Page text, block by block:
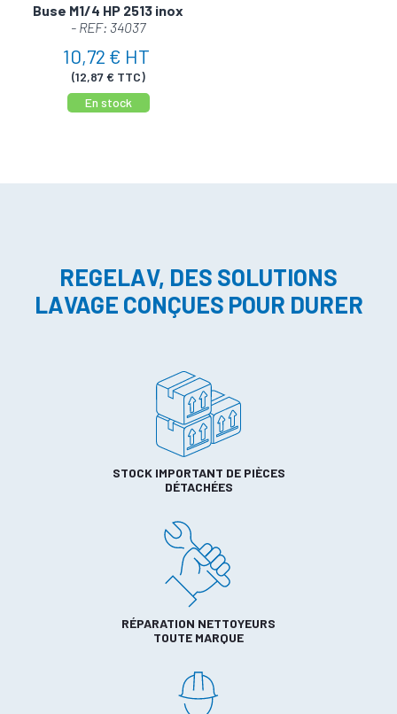
Buse M1/4 HP 2513 inox
- REF: 34037
10,72 € HT
(12,87 € TTC)
En stock
REGELAV, DES SOLUTIONS
LAVAGE CONÇUES POUR DURER
STOCK IMPORTANT DE PIÈCES
DÉTACHÉES
RÉPARATION NETTOYEURS
TOUTE MARQUE